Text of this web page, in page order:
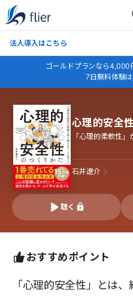
法人導入はこちら
ゴールドプランなら4,000
7日無料体験は
心理的安全
「心理的柔軟性
石井遼介
聴く
おすすめポイント
「心理的安全性」とは